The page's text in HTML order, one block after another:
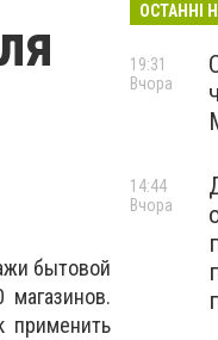
бытовой
применить
ОСТАННІ
19:31
Вчора
14:44
Вчора